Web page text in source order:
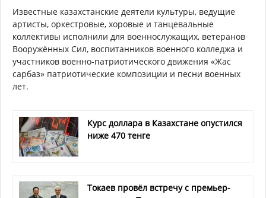
Известные казахстанские деятели культуры, ведущие
артисты, оркестровые, хоровые и танцевальные
коллективы исполнили для военнослужащих, ветеранов
Вооружённых Сил, воспитанников военного колледжа и
участников военно-патриотического движения «Жас
сарбаз» патриотические композиции и песни военных
лет.
Курс доллара в Казахстане опустился
ниже 470 тенге
Токаев провёл встречу с премьер-